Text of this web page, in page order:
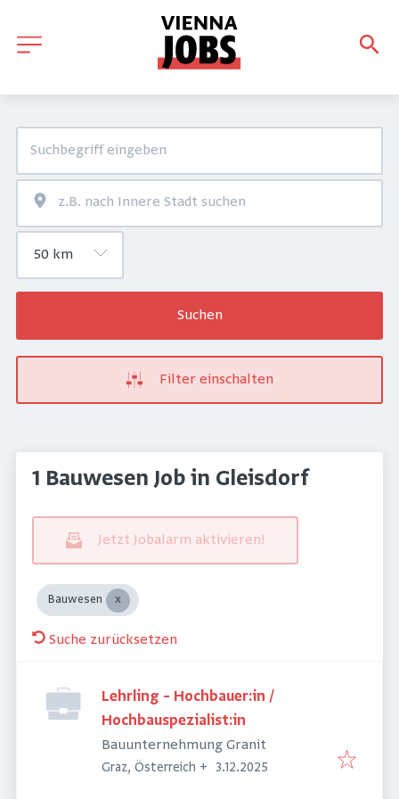
Suchen
Filter einschalten
1 Bauwesen Job in Gleisdorf
Jetzt Jobalarm aktivieren!
Bauwesen
Suche zurücksetzen
Lehrling – Hochbauer:in /
Hochbauspezialist:in
Bauunternehmung Granit
Graz, Österreich + Veröffentlicht
3.12.2025